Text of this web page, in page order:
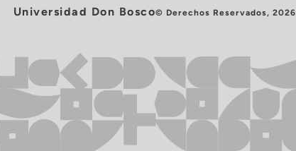
Universidad Don Bosco© Derechos Reservados, 2026